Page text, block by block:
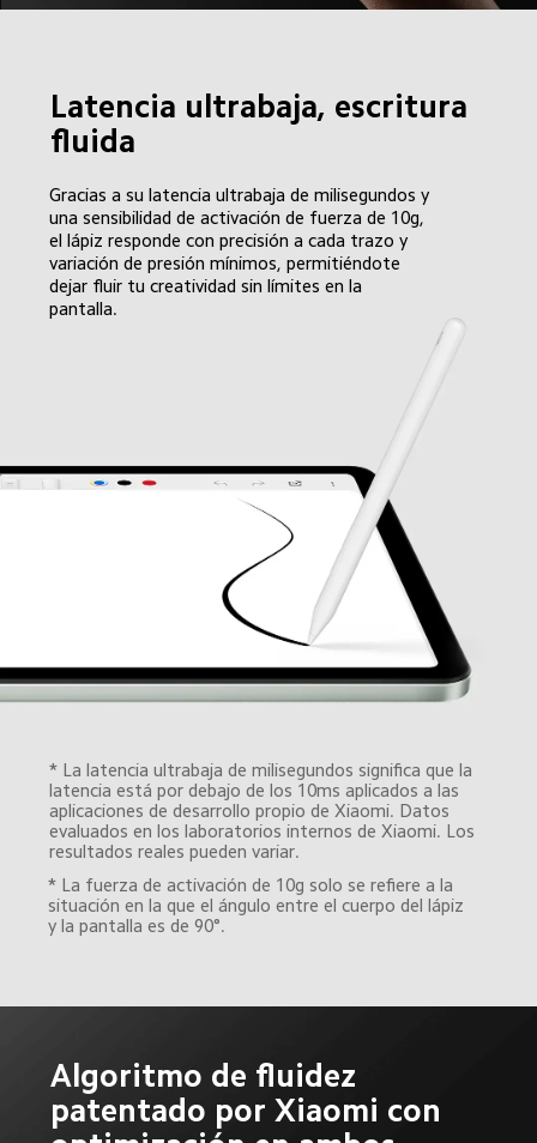
Latencia ultrabaja, escritura
fluida
Gracias a su latencia ultrabaja de milisegundos y
una sensibilidad de activación de fuerza de 10g,
el lápiz responde con precisión a cada trazo y
variación de presión mínimos, permitiéndote
dejar fluir tu creatividad sin límites en la
pantalla.
* La latencia ultrabaja de milisegundos significa que la
latencia está por debajo de los 10ms aplicados a las
aplicaciones de desarrollo propio de Xiaomi. Datos
evaluados en los laboratorios internos de Xiaomi. Los
resultados reales pueden variar.
* La fuerza de activación de 10g solo se refiere a la
situación en la que el ángulo entre el cuerpo del lápiz
y la pantalla es de 90°.
Algoritmo de fluidez
patentado por Xiaomi con